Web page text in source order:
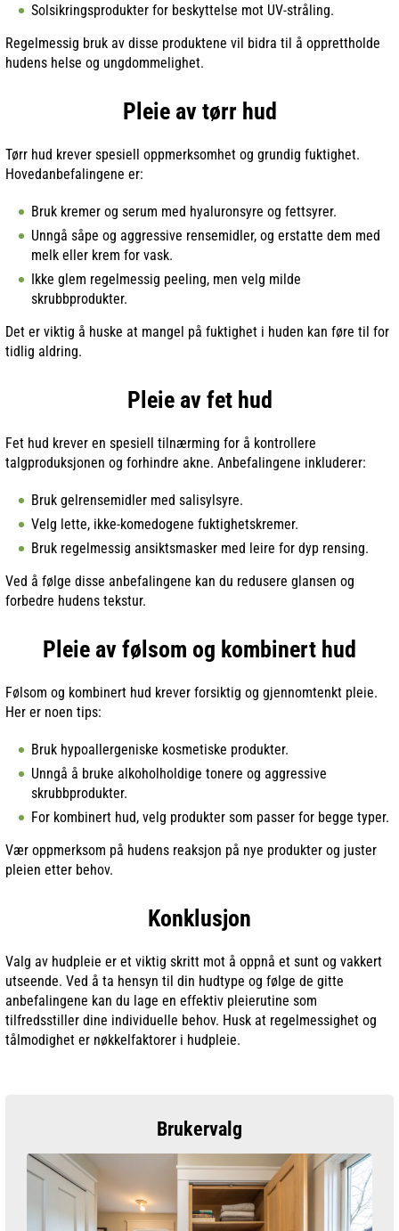
Solsikringsprodukter for beskyttelse mot UV-stråling.
Regelmessig bruk av disse produktene vil bidra til å opprettholde
hudens helse og ungdommelighet.
Pleie av tørr hud
Tørr hud krever spesiell oppmerksomhet og grundig fuktighet.
Hovedanbefalingene er:
Bruk kremer og serum med hyaluronsyre og fettsyrer.
Unngå såpe og aggressive rensemidler, og erstatte dem med
melk eller krem for vask.
Ikke glem regelmessig peeling, men velg milde
skrubbprodukter.
Det er viktig å huske at mangel på fuktighet i huden kan føre til for
tidlig aldring.
Pleie av fet hud
Fet hud krever en spesiell tilnærming for å kontrollere
talgproduksjonen og forhindre akne. Anbefalingene inkluderer:
Bruk gelrensemidler med salisylsyre.
Velg lette, ikke-komedogene fuktighetskremer.
Bruk regelmessig ansiktsmasker med leire for dyp rensing.
Ved å følge disse anbefalingene kan du redusere glansen og
forbedre hudens tekstur.
Pleie av følsom og kombinert hud
Følsom og kombinert hud krever forsiktig og gjennomtenkt pleie.
Her er noen tips:
Bruk hypoallergeniske kosmetiske produkter.
Unngå å bruke alkoholholdige tonere og aggressive
skrubbprodukter.
For kombinert hud, velg produkter som passer for begge typer.
Vær oppmerksom på hudens reaksjon på nye produkter og juster
pleien etter behov.
Konklusjon
Valg av hudpleie er et viktig skritt mot å oppnå et sunt og vakkert
utseende. Ved å ta hensyn til din hudtype og følge de gitte
anbefalingene kan du lage en effektiv pleierutine som
tilfredsstiller dine individuelle behov. Husk at regelmessighet og
tålmodighet er nøkkelfaktorer i hudpleie.
Brukervalg